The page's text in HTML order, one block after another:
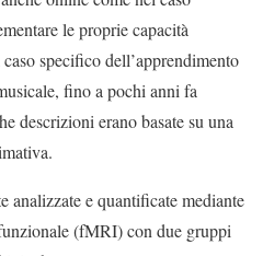
le proprie capacità
specifico dell’apprendimento
fino a pochi anni fa
descrizioni erano basate su una
analizzate e quantificate mediante
(fMRI) con due gruppi